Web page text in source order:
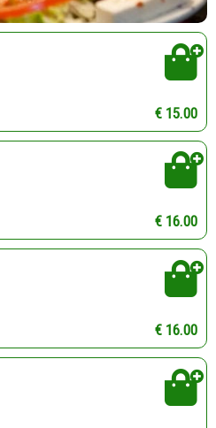
€ 15.00
€ 16.00
€ 16.00